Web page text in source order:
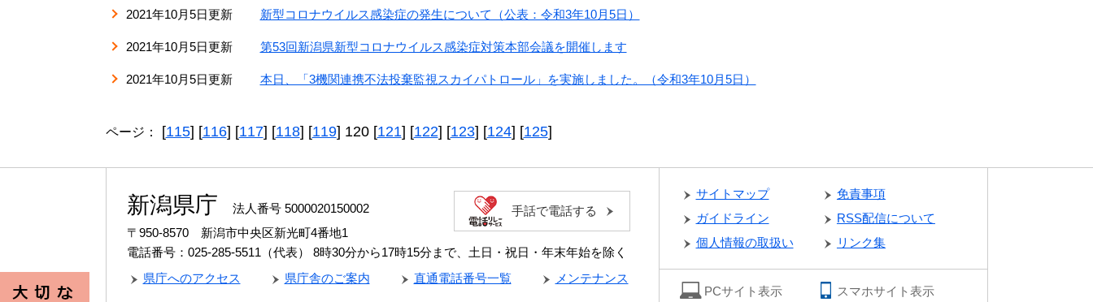
2021年10月5日更新 新型コロナウイルス感染症の発生について（公表：令和3年10月5日）
2021年10月5日更新 第53回新潟県新型コロナウイルス感染症対策本部会議を開催します
2021年10月5日更新 本日、「3機関連携不法投棄監視スカイパトロール」を実施しました。（令和3年10月5日）
ページ： [115] [116] [117] [118] [119] 120 [121] [122] [123] [124] [125]
新潟県庁
法人番号 5000020150002
〒950-8570 新潟市中央区新光町4番地1
電話番号：025-285-5511（代表）
8時30分から17時15分まで、土日・祝日・年末年始を除く
手話で電話する
県庁へのアクセス 県庁舎のご案内 直通電話番号一覧 メンテナンス
サイトマップ
免責事項
ガイドライン
RSS配信について
個人情報の取扱い
リンク集
PCサイト表示 スマホサイト表示